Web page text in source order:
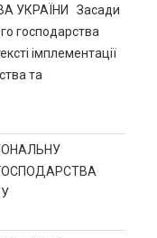
УКРАЇНИ Засади
господарства
імплементації
та